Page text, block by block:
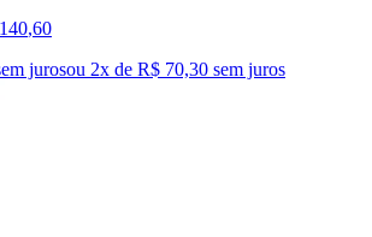
140,60
jurosou 2x de R$ 70,30 sem juros